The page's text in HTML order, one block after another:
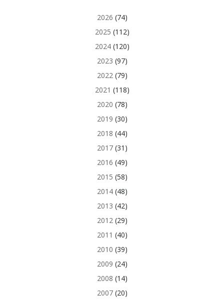
2026 (74)
2025 (112)
2024(120)
2023 (97)
2022(79)
2021 (118)
2020 (78)
2019 (30)
2018 (44)
2017(31)
2016 (49)
2015 (58)
2014(48)
2013 (42)
2012(29)
2011 (40)
2010 (39)
2009 (24)
2008 (14)
2007(20)